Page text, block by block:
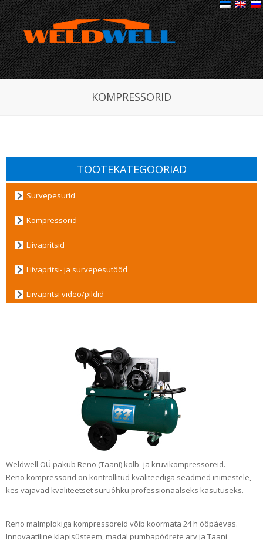
KOMPRESSORID
TOOTEKATEGOORIAD
Survepesurid
Kompressorid
Liivapritsid
Liivapritsi- ja survepesutööd
Liivapritsi video/pildid
Weldwell OÜ pakub Reno (Taani) kolb- ja kruvikompressoreid.
Reno kompressorid on kontrollitud kvaliteediga seadmed inimestele,
kes vajavad kvaliteetset suruôhku professionaalseks kasutuseks.
Reno malmplokiga kompressoreid võib koormata 24 h ööpäevas.
Innovaatiline klapisüsteem, madal pumbapöörete arv ja Taani